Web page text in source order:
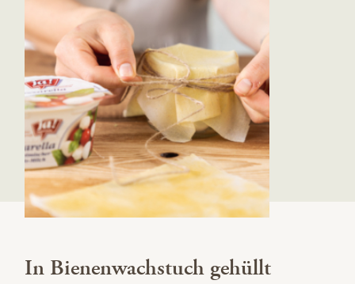
In Bienenwachstuch gehüllt